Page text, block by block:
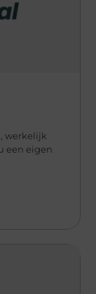
werkelijk
een eigen